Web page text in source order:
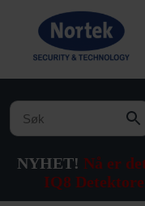
NYHET! Nå er
IQ8
innholdet